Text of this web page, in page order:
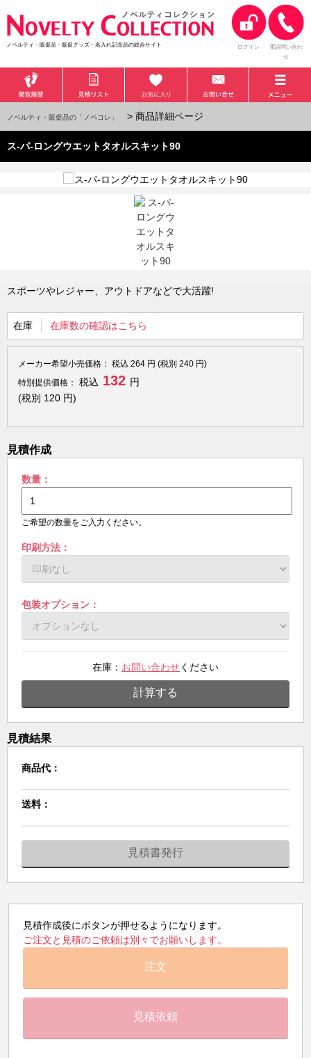
ノベルティ・販促品・販促グッズ・名入れ記念品の総合サイト ログイン
電話問い合わ
せ
ノベルティ・販促品の「ノベコレ」 > 商品詳細ページ
ス-パ-ロングウエットタオルスキット90
スポーツやレジャー、アウトドアなどで大活躍!
在庫 在庫数の確認はこちら
メーカー希望小売価格： 税込 264 円 (税別 240 円)
特別提供価格：
税込 132 円
(税別 120 円)
見積作成
数量：
ご希望の数量をご入力ください。
印刷方法：
包装オプション：
在庫： お問い合わせください
計算する
見積結果
商品代：
送料：
見積書発行
見積作成後にボタンが押せるようになります。
ご注文と見積のご依頼は別々でお願いします。
注文
見積依頼